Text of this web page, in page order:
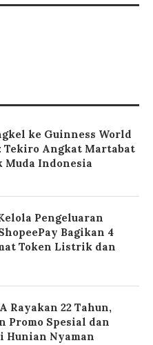
ke Guinness World
Tekiro Angkat Martabat
Muda Indonesia
Pengeluaran
Bagikan 4
Token Listrik dan
Rayakan 22 Tahun,
Promo Spesial dan
Hunian Nyaman